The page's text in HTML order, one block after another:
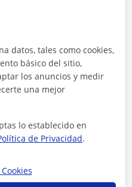
legaly de privacidad
ahora
datos, tales como cookies,
básico del sitio,
los anuncios y medir
una mejor
lo establecido en
de Privacidad.